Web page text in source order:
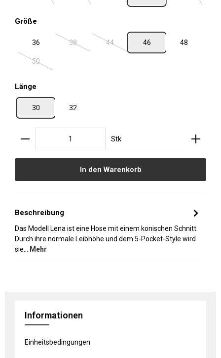
Größe
36 38(Diese Option ist zurzeit nicht verfügbar.)
44(Diese Option ist zurzeit nicht
46 48
50(Diese Option ist zurzeit nicht verfügbar.)
Länge
30 32
Produkt Anzahl: Gib den gewünschten Wert ein
Stk
In den Warenkorb
Beschreibung
Das Modell Lena ist eine Hose mit einem konischen Schnitt.
Durch ihre normale Leibhöhe und dem 5-Pocket-Style wird
sie…
Mehr
Informationen
Einheitsbedingungen